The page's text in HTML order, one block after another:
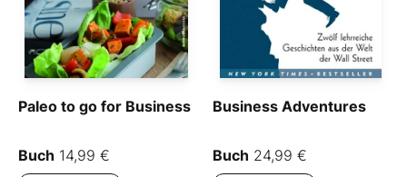
Paleo to go for Business
Buch 14,99 €
Business Adventures
Buch 24,99 €